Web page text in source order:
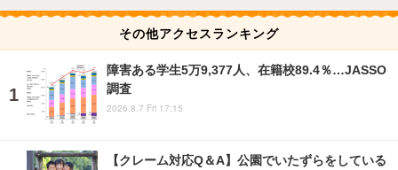
その他アクセスランキング
障害ある学生5万9,377人、在籍校89.4％…JASSO
調査
2026.8.7 Fri 17:15
【クレーム対応Q＆A】公園でいたずらをしている